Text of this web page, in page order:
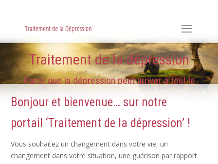
Traitement de la dépression
Parce que la dépression peut arriver à tout le
monde ... nous trouverons ensemble la solution
Bonjour et bienvenue… sur notre
portail ‘Traitement de la dépression’ !
Vous souhaitez un changement dans votre vie, un
changement dans votre situation, une guérison par rapport